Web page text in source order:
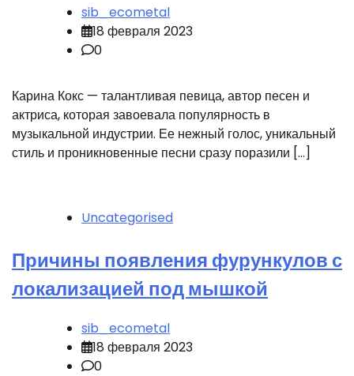
sib_ecometal
18 февраля 2023
0
Карина Кокс — талантливая певица, автор песен и
актриса, которая завоевала популярность в
музыкальной индустрии. Ее нежный голос, уникальный
стиль и проникновенные песни сразу поразили […]
Uncategorised
Причины появления фурункулов с
локализацией под мышкой
sib_ecometal
18 февраля 2023
0